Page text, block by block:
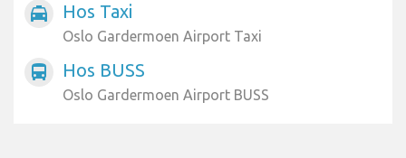
local_taxi Hos Taxi
Oslo Gardermoen Airport Taxi
directions_bus Hos BUSS
Oslo Gardermoen Airport BUSS